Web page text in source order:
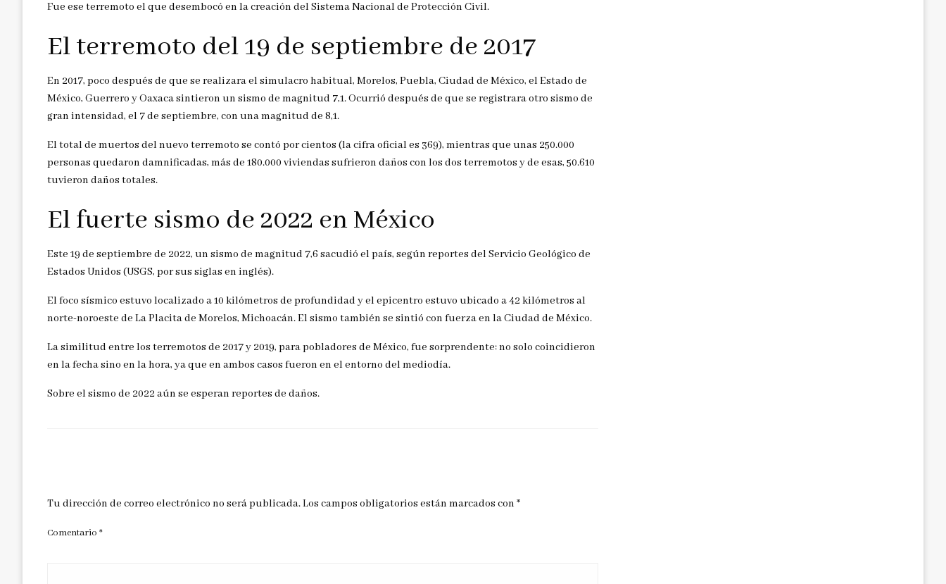
Fue ese terremoto el que desembocó en la creación del Sistema Nacional de Protección Civil.
El terremoto del 19 de septiembre de 2017
En 2017, poco después de que se realizara el simulacro habitual, Morelos, Puebla, Ciudad de México, el Estado de
México, Guerrero y Oaxaca sintieron un sismo de magnitud 7,1. Ocurrió después de que se registrara otro sismo de
gran intensidad, el 7 de septiembre, con una magnitud de 8,1.
El total de muertos del nuevo terremoto se contó por cientos (la cifra oficial es 369), mientras que unas 250.000
personas quedaron damnificadas, más de 180.000 viviendas sufrieron daños con los dos terremotos y de esas, 50.610
tuvieron daños totales.
El fuerte sismo de 2022 en México
Este 19 de septiembre de 2022, un sismo de magnitud 7,6 sacudió el país, según reportes del Servicio Geológico de
Estados Unidos (USGS, por sus siglas en inglés).
El foco sísmico estuvo localizado a 10 kilómetros de profundidad y el epicentro estuvo ubicado a 42 kilómetros al
norte-noroeste de La Placita de Morelos, Michoacán. El sismo también se sintió con fuerza en la Ciudad de México.
La similitud entre los terremotos de 2017 y 2019, para pobladores de México, fue sorprendente: no solo coincidieron
en la fecha sino en la hora, ya que en ambos casos fueron en el entorno del mediodía.
Sobre el sismo de 2022 aún se esperan reportes de daños.
Tu dirección de correo electrónico no será publicada.Los campos obligatorios están marcados con *
Comentario *